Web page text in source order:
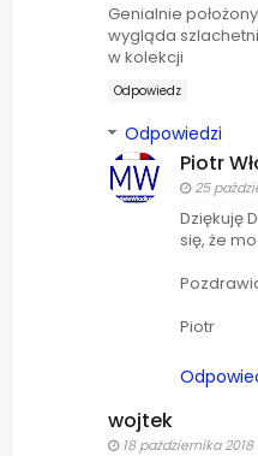
Genialnie
wygląda
w kolekcji
Odpowiedz
Odpowiedzi
Piotr
25
Dziękuję
się, że
Piotr
wojtek
18 października 2018